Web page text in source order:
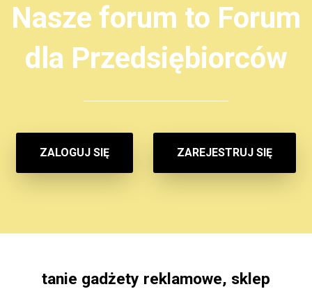
Nasze forum to Forum
dla Przedsiębiorców
ZALOGUJ SIĘ ZAREJESTRUJ SIĘ
tanie gadżety reklamowe, sklep